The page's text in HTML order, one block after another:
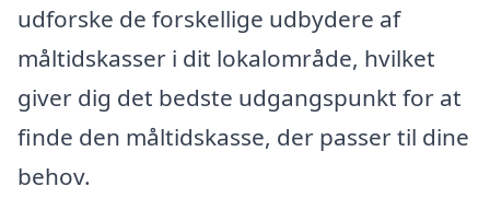
udforske de forskellige udbydere af
måltidskasser i dit lokalområde, hvilket
giver dig det bedste udgangspunkt for at
finde den måltidskasse, der passer til dine
behov.